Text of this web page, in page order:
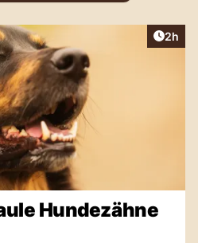
2h
Hundezähne